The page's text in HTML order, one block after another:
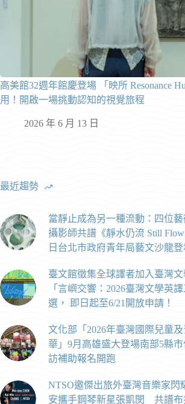
高美館32週年館慶登場 「映所 Resonance
用！開啟一場挑動認知的視覺旅程
2026 年 6 月 13 日
最近趨勢
當靜止成為另一種流動：四位
攝影師共譜《靜水仍流 Still
日台北市政府青年局藝文沙龍
臺文館徵集全球譯者加入臺灣文
「言嶼交響：2026臺灣文學英
選， 即日起至6/21開放申請！
文化部「2026年臺灣國際兒童
華」9月高雄盛大登場南部5縣
訪補助報名開跑
NTSO邀傑出旅外臺灣音樂家閃
安攜手鋼琴新星張凱閔 共譜布